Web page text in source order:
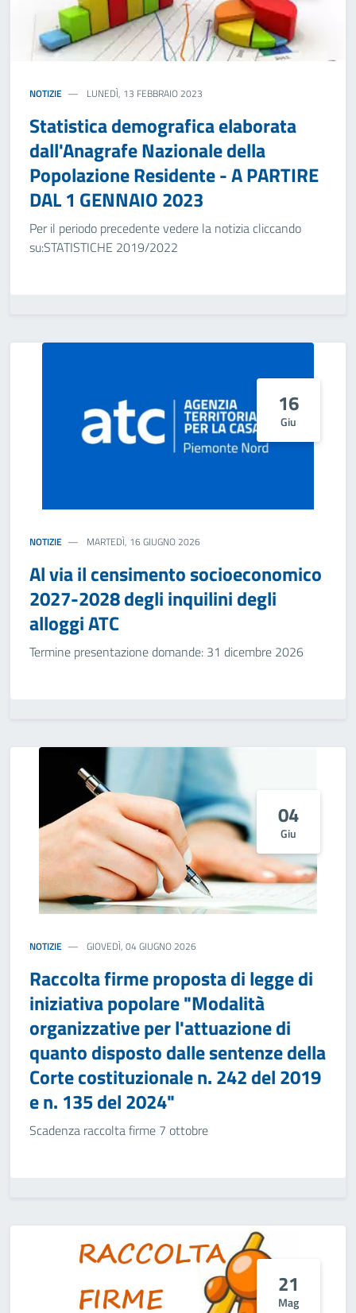
NOTIZIE LUNEDÌ, 13 FEBBRAIO 2023
Statistica demografica elaborata
dall'Anagrafe Nazionale della
Popolazione Residente - A PARTIRE
DAL 1 GENNAIO 2023
Per il periodo precedente vedere la notizia cliccando
su:STATISTICHE 2019/2022
16
Giu
NOTIZIE MARTEDÌ, 16 GIUGNO 2026
Al via il censimento socioeconomico
2027-2028 degli inquilini degli
alloggi ATC
Termine presentazione domande: 31 dicembre 2026
04
Giu
NOTIZIE GIOVEDÌ, 04 GIUGNO 2026
Raccolta firme proposta di legge di
iniziativa popolare "Modalità
organizzative per l'attuazione di
quanto disposto dalle sentenze della
Corte costituzionale n. 242 del 2019
e n. 135 del 2024"
Scadenza raccolta firme 7 ottobre
21
Mag